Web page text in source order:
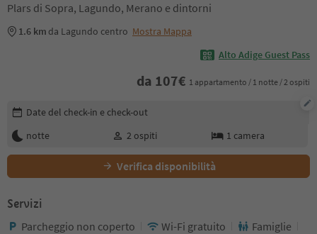
Plars di Sopra, Lagundo, Merano e dintorni
1.6 km da Lagundo centro Mostra Mappa
Alto Adige Guest Pass
da 107€ 1 appartamento / 1 notte / 2 ospiti
Modifica i dettagli della prenotazione
Date del check-in e check-out
notte
2 ospiti 1 camera
Verifica disponibilità
Servizi
Parcheggio non coperto Wi-Fi gratuito
Famiglie